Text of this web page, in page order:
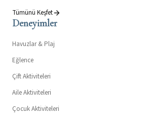
Tümünü Keşfet
Deneyimler
Havuzlar & Plaj
Eğlence
Çift Aktiviteleri
Aile Aktiviteleri
Çocuk Aktiviteleri